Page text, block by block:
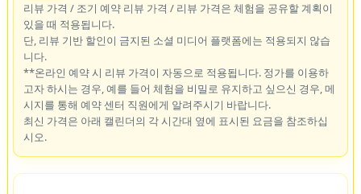
리뷰 가격 / 조기 예약 리뷰 가격 / 리뷰 가격은 체험을 공유할 계획이
있을 때 적용됩니다.
단, 리뷰 기반 할인이 금지된 소셜 미디어 플랫폼에는 적용되지 않습
니다.
**온라인 예약 시 리뷰 가격이 자동으로 적용됩니다. 정가를 이용하
고자 하시는 경우, 예를 들어 체험을 비밀로 유지하고 싶으신 경우, 메
시지를 통해 예약 센터 직원에게 알려주시기 바랍니다.
최신 가격은 아래 캘린더의 각 시간대 옆에 표시된 요금을 참조하십
시오.